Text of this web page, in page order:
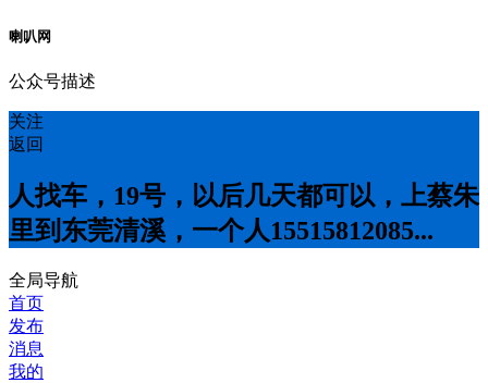
喇叭网
公众号描述
关注
返回
人找车，19号，以后几天都可以，上蔡朱
里到东莞清溪，一个人15515812085...
全局导航
首页
发布
消息
我的